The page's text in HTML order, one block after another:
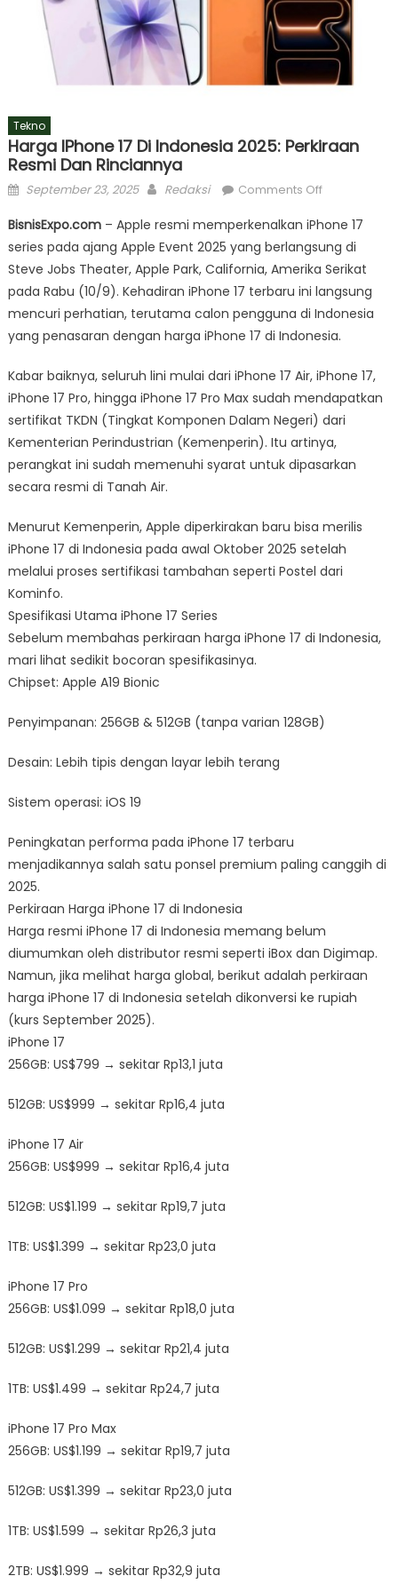
Tekno
Harga IPhone 17 Di Indonesia 2025: Perkiraan
Resmi Dan Rinciannya
Posted
September 23, 2025 Author
Redaksi Comments Offon
iPhone
17
di
Indonesia
2025:
Perkiraan
dan
Rinciannya
BisnisExpo.com– Apple resmi memperkenalkan iPhone 17
series pada ajang Apple Event 2025 yang berlangsung di
Steve Jobs Theater, Apple Park, California, Amerika Serikat
pada Rabu (10/9). Kehadiran iPhone 17 terbaru ini langsung
mencuri perhatian, terutama calon pengguna di Indonesia
yang penasaran dengan harga iPhone 17 di Indonesia.
Kabar baiknya, seluruh lini mulai dari iPhone 17 Air, iPhone 17,
iPhone 17 Pro, hingga iPhone 17 Pro Max sudah mendapatkan
sertifikat TKDN (Tingkat Komponen Dalam Negeri) dari
Kementerian Perindustrian (Kemenperin). Itu artinya,
perangkat ini sudah memenuhi syarat untuk dipasarkan
secara resmi di Tanah Air.
Menurut Kemenperin, Apple diperkirakan baru bisa merilis
iPhone 17 di Indonesia pada awal Oktober 2025 setelah
melalui proses sertifikasi tambahan seperti Postel dari
Kominfo.
Spesifikasi Utama iPhone 17 Series
Sebelum membahas perkiraan harga iPhone 17 di Indonesia,
mari lihat sedikit bocoran spesifikasinya.
Chipset: Apple A19 Bionic
Penyimpanan: 256GB & 512GB (tanpa varian 128GB)
Desain: Lebih tipis dengan layar lebih terang
Sistem operasi: iOS 19
Peningkatan performa pada iPhone 17 terbaru
menjadikannya salah satu ponsel premium paling canggih di
2025.
Perkiraan Harga iPhone 17 di Indonesia
Harga resmi iPhone 17 di Indonesia memang belum
diumumkan oleh distributor resmi seperti iBox dan Digimap.
Namun, jika melihat harga global, berikut adalah perkiraan
harga iPhone 17 di Indonesia setelah dikonversi ke rupiah
(kurs September 2025).
iPhone 17
256GB: US$799 → sekitar Rp13,1 juta
512GB: US$999 → sekitar Rp16,4 juta
iPhone 17 Air
256GB: US$999 → sekitar Rp16,4 juta
512GB: US$1.199 → sekitar Rp19,7 juta
1TB: US$1.399 → sekitar Rp23,0 juta
iPhone 17 Pro
256GB: US$1.099 → sekitar Rp18,0 juta
512GB: US$1.299 → sekitar Rp21,4 juta
1TB: US$1.499 → sekitar Rp24,7 juta
iPhone 17 Pro Max
256GB: US$1.199 → sekitar Rp19,7 juta
512GB: US$1.399 → sekitar Rp23,0 juta
1TB: US$1.599 → sekitar Rp26,3 juta
2TB: US$1.999 → sekitar Rp32,9 juta